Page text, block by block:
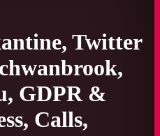
Twitter
GDPR &
Calls,